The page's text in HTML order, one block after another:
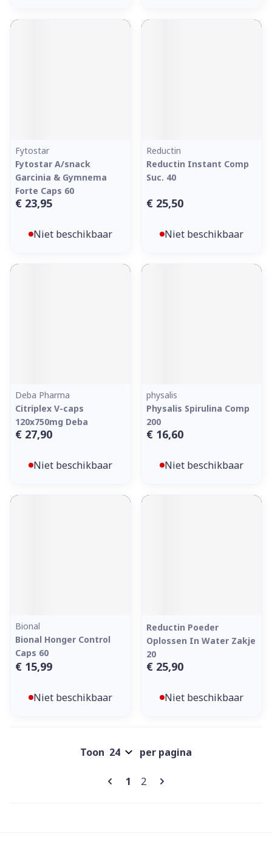
Fytostar
Fytostar A/snack
Garcinia & Gymnema
Forte Caps 60
€ 23,95
Niet beschikbaar
Reductin
Reductin Instant Comp
Suc. 40
€ 25,50
Niet beschikbaar
Deba Pharma
Citriplex V-caps
120x750mg Deba
€ 27,90
Niet beschikbaar
physalis
Physalis Spirulina Comp
200
€ 16,60
Niet beschikbaar
Bional
Bional Honger Control
Caps 60
€ 15,99
Niet beschikbaar
Reductin Poeder
Oplossen In Water Zakje
20
€ 25,90
Niet beschikbaar
Pagina's
U lees momenteel pagina
1 Pagina
2
Toon per pagina